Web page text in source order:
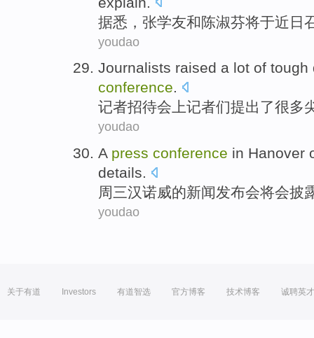
据悉， 张学友和陈淑芬将于近日
youdao
Journalists raised a lot of tough
conference.
记者招待会上记者们提出了很多
youdao
A press conference in Hanover
details.
周三汉诺威的新闻发布会将会披
youdao
关于有道 Investors 有道智选 官方博客 技术博客 诚聘英才